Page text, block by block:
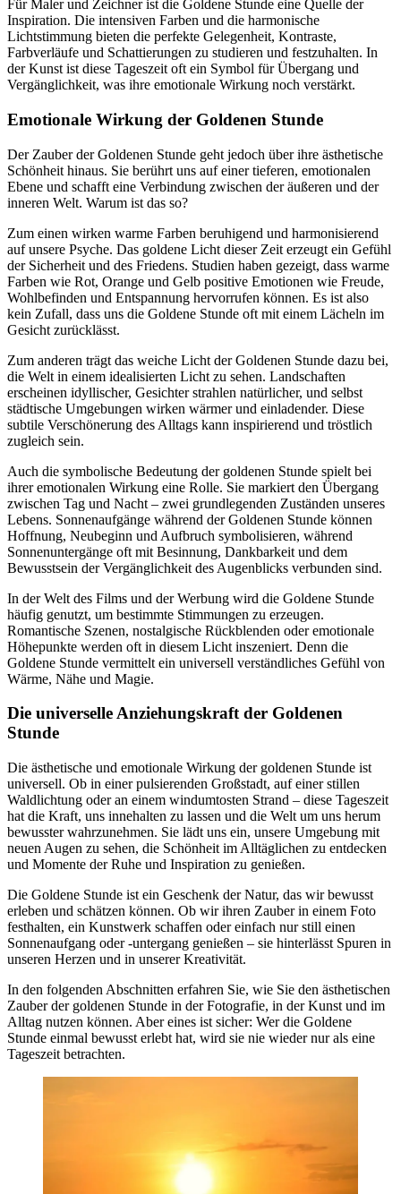
Für Maler und Zeichner ist die Goldene Stunde eine Quelle der
Inspiration. Die intensiven Farben und die harmonische
Lichtstimmung bieten die perfekte Gelegenheit, Kontraste,
Farbverläufe und Schattierungen zu studieren und festzuhalten. In
der Kunst ist diese Tageszeit oft ein Symbol für Übergang und
Vergänglichkeit, was ihre emotionale Wirkung noch verstärkt.
Emotionale Wirkung der Goldenen Stunde
Der Zauber der Goldenen Stunde geht jedoch über ihre ästhetische
Schönheit hinaus. Sie berührt uns auf einer tieferen, emotionalen
Ebene und schafft eine Verbindung zwischen der äußeren und der
inneren Welt. Warum ist das so?
Zum einen wirken warme Farben beruhigend und harmonisierend
auf unsere Psyche. Das goldene Licht dieser Zeit erzeugt ein Gefühl
der Sicherheit und des Friedens. Studien haben gezeigt, dass warme
Farben wie Rot, Orange und Gelb positive Emotionen wie Freude,
Wohlbefinden und Entspannung hervorrufen können. Es ist also
kein Zufall, dass uns die Goldene Stunde oft mit einem Lächeln im
Gesicht zurücklässt.
Zum anderen trägt das weiche Licht der Goldenen Stunde dazu bei,
die Welt in einem idealisierten Licht zu sehen. Landschaften
erscheinen idyllischer, Gesichter strahlen natürlicher, und selbst
städtische Umgebungen wirken wärmer und einladender. Diese
subtile Verschönerung des Alltags kann inspirierend und tröstlich
zugleich sein.
Auch die symbolische Bedeutung der goldenen Stunde spielt bei
ihrer emotionalen Wirkung eine Rolle. Sie markiert den Übergang
zwischen Tag und Nacht – zwei grundlegenden Zuständen unseres
Lebens. Sonnenaufgänge während der Goldenen Stunde können
Hoffnung, Neubeginn und Aufbruch symbolisieren, während
Sonnenuntergänge oft mit Besinnung, Dankbarkeit und dem
Bewusstsein der Vergänglichkeit des Augenblicks verbunden sind.
In der Welt des Films und der Werbung wird die Goldene Stunde
häufig genutzt, um bestimmte Stimmungen zu erzeugen.
Romantische Szenen, nostalgische Rückblenden oder emotionale
Höhepunkte werden oft in diesem Licht inszeniert. Denn die
Goldene Stunde vermittelt ein universell verständliches Gefühl von
Wärme, Nähe und Magie.
Die universelle Anziehungskraft der Goldenen
Stunde
Die ästhetische und emotionale Wirkung der goldenen Stunde ist
universell. Ob in einer pulsierenden Großstadt, auf einer stillen
Waldlichtung oder an einem windumtosten Strand – diese Tageszeit
hat die Kraft, uns innehalten zu lassen und die Welt um uns herum
bewusster wahrzunehmen. Sie lädt uns ein, unsere Umgebung mit
neuen Augen zu sehen, die Schönheit im Alltäglichen zu entdecken
und Momente der Ruhe und Inspiration zu genießen.
Die Goldene Stunde ist ein Geschenk der Natur, das wir bewusst
erleben und schätzen können. Ob wir ihren Zauber in einem Foto
festhalten, ein Kunstwerk schaffen oder einfach nur still einen
Sonnenaufgang oder -untergang genießen – sie hinterlässt Spuren in
unseren Herzen und in unserer Kreativität.
In den folgenden Abschnitten erfahren Sie, wie Sie den ästhetischen
Zauber der goldenen Stunde in der Fotografie, in der Kunst und im
Alltag nutzen können. Aber eines ist sicher: Wer die Goldene
Stunde einmal bewusst erlebt hat, wird sie nie wieder nur als eine
Tageszeit betrachten.